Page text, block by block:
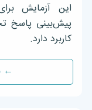
این آزمایش
کاربرد دارد.
←